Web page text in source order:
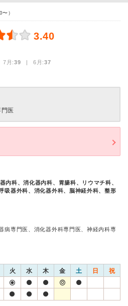
）
3.40
7月:39 | 6月:37
医
内科、消化器内科、胃腸科、リウマチ科、
吸器外科、消化器外科、脳神経外科、整形
病専門医、消化器外科専門医、神経内科専
火 水 木 金 土 日 祝